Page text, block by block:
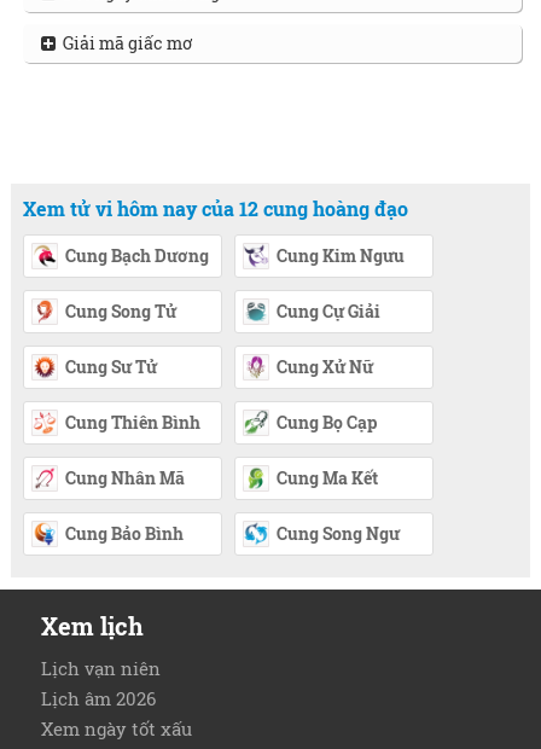
Giải mã giấc mơ
Xem tử vi hôm nay của 12 cung hoàng đạo
Cung Bạch Dương Cung Kim Ngưu
Cung Song Tử Cung Cự Giải
Cung Sư Tử Cung Xử Nữ
Cung Thiên Bình Cung Bọ Cạp
Cung Nhân Mã Cung Ma Kết
Cung Bảo Bình Cung Song Ngư
Xem lịch
Lịch vạn niên
Lịch âm 2026
Xem ngày tốt xấu